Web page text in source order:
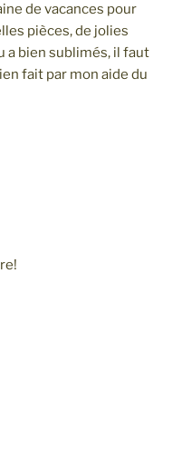
de vacances pour
pièces, de jolies
a bien sublimés, il faut
fait par mon aide du